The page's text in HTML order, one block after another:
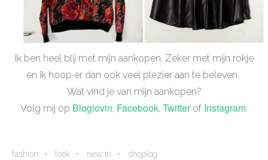
Ik ben heel blij met mijn aankopen. Zeker met mijn rokje
en ik hoop er dan ook veel plezier aan te beleven.
Wat vind je van mijn aankopen?
Volg mij op Bloglovin, Facebook, Twitterof Instagram.
fashion look new in shoplog